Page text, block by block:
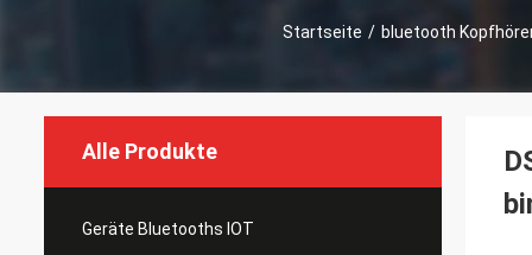
Startseite / bluetooth
Alle Produkte
Geräte Bluetooths IOT